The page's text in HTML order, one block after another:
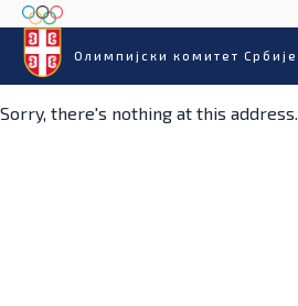
Олимпијски комитет Србије
Sorry, there's nothing at this address.